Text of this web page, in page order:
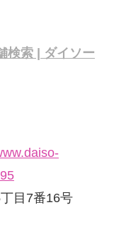
検索 | ダイソー
目7番16号